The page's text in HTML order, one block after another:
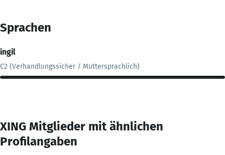
Sprachen
ingil
C2 (Verhandlungssicher / Muttersprachlich)
XING Mitglieder mit ähnlichen
Profilangaben